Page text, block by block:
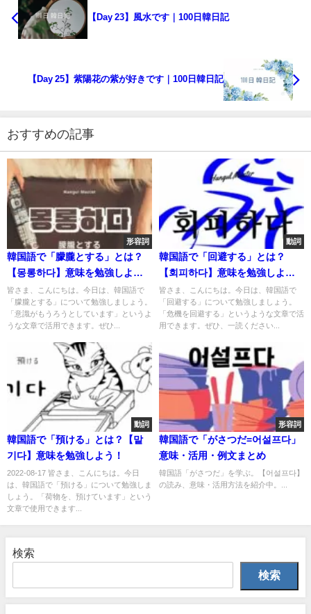
【Day 23】風水です｜100日韓日記
【Day 25】紫陽花の紫が好きです｜100日韓日記
おすすめの記事
形容詞
韓国語で「朦朧とする」とは？
【몽롱하다】意味を勉強しよ
う！
皆さま、こんにちは。今日は、韓国語で
「朦朧とする」について勉強しましょう。
「意識がもうろうとしています」というよ
うな文章で活用できます。ぜひ...
動詞
韓国語で「回避する」とは？
【회피하다】意味を勉強しよ
う！
皆さま、こんにちは。今日は、韓国語で
「回避する」について勉強しましょう。
「危機を回避する」というような文章で活
用できます。ぜひ、一読ください...
動詞
韓国語で「預ける」とは？【맡
기다】意味を勉強しよう！
2022-08-17 皆さま、こんにちは。今日
は、韓国語で「預ける」について勉強しま
しょう。「荷物を、預けています」という
文章で使用できます...
形容詞
韓国語で「がさつだ=어설프다」
意味・活用・例文まとめ
韓国語「がさつだ」を学ぶ。【어설프다】
の読み、意味・活用方法を紹介中。...
検索
検索